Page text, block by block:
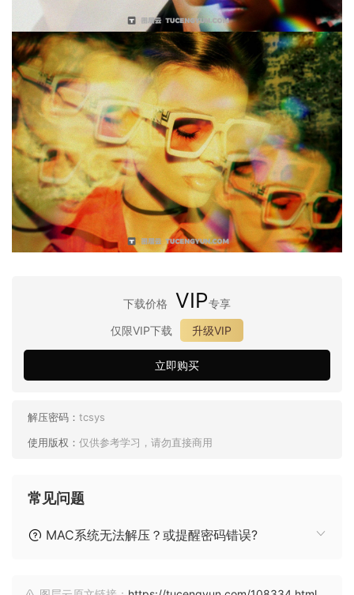
下载价格 VIP专享
仅限VIP下载
升级VIP
立即购买
解压密码： tcsys
使用版权： 仅供参考学习，请勿直接商用
常见问题
MAC系统无法解压？或提醒密码错误?